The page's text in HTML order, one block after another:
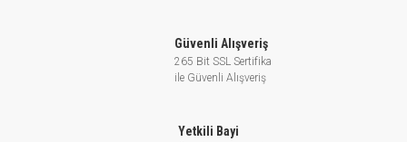
Güvenli Alışveriş
265 Bit SSL Sertifika
ile Güvenli Alışveriş
Yetkili Bayi